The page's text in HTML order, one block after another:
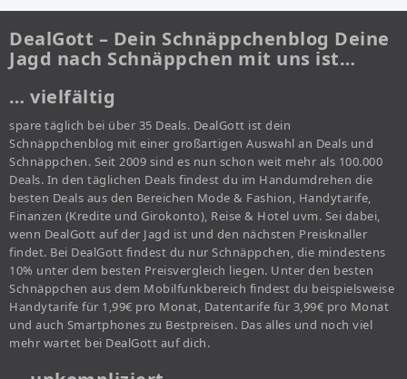
DealGott – Dein Schnäppchenblog Deine
Jagd nach Schnäppchen mit uns ist…
… vielfältig
spare täglich bei über 35 Deals. DealGott ist dein
Schnäppchenblog mit einer großartigen Auswahl an Deals und
Schnäppchen. Seit 2009 sind es nun schon weit mehr als 100.000
Deals. In den täglichen Deals findest du im Handumdrehen die
besten Deals aus den Bereichen Mode & Fashion, Handytarife,
Finanzen (Kredite und Girokonto), Reise & Hotel uvm. Sei dabei,
wenn DealGott auf der Jagd ist und den nächsten Preisknaller
findet. Bei DealGott findest du nur Schnäppchen, die mindestens
10% unter dem besten Preisvergleich liegen. Unter den besten
Schnäppchen aus dem Mobilfunkbereich findest du beispielsweise
Handytarife für 1,99€ pro Monat, Datentarife für 3,99€ pro Monat
und auch Smartphones zu Bestpreisen. Das alles und noch viel
mehr wartet bei DealGott auf dich.